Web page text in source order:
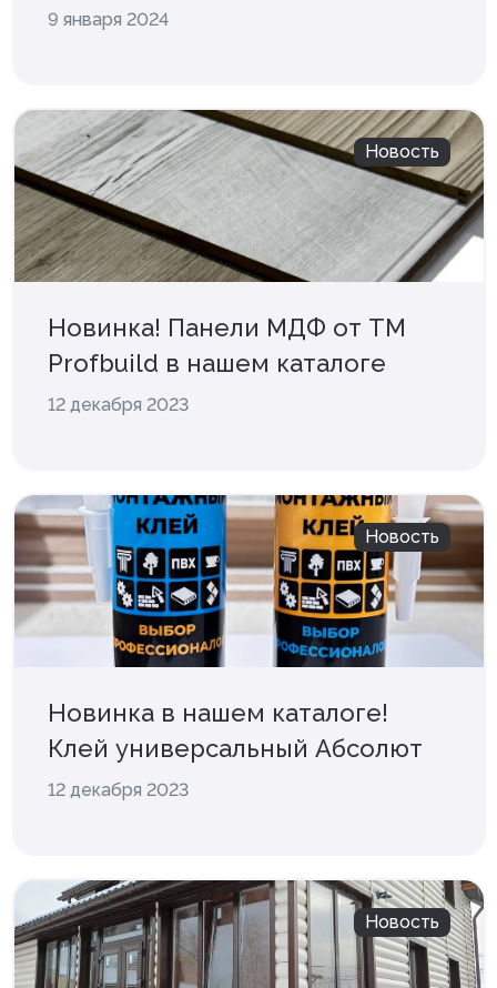
9 января 2024
Новость
Новинка! Панели МДФ от ТМ
Profbuild в нашем каталоге
12 декабря 2023
Новость
Новинка в нашем каталоге!
Клей универсальный Абсолют
12 декабря 2023
Новость